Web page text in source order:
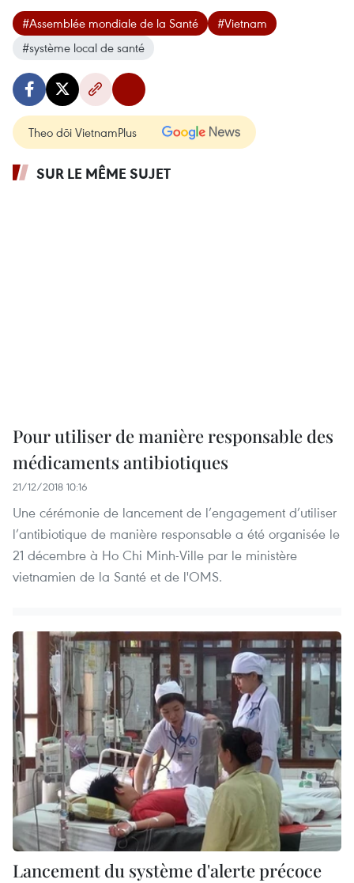
#Assemblée mondiale de la Santé
#Vietnam
#système local de santé
Theo dõi VietnamPlus
SUR LE MÊME SUJET
Pour utiliser de manière responsable des
médicaments antibiotiques
21/12/2018 10:16
Une cérémonie de lancement de l’engagement d’utiliser
l’antibiotique de manière responsable a été organisée le
21 décembre à Ho Chi Minh-Ville par le ministère
vietnamien de la Santé et de l'OMS.
Lancement du système d'alerte précoce